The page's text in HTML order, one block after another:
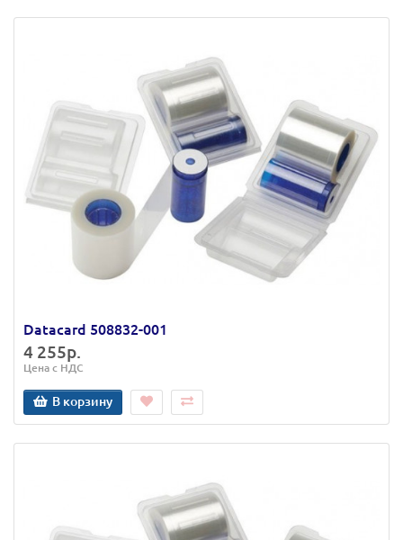
Datacard 508832-001
4 255р.
Цена с НДС
В корзину